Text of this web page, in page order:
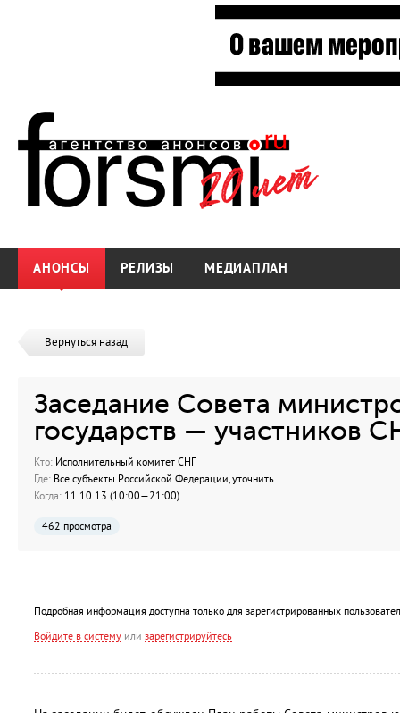
АНОНСЫ РЕЛИЗЫ МЕДИАПЛАН
Вернуться назад
Заседание Совета
государств — участников
Кто: Исполнительный комитет СНГ
Где: Все субъекты Российской Федерации, уточнить
Когда: 11.10.13 (10:00—21:00)
462 просмотра
Подробная информация доступна только для зарегистрированных
Войдите в систему или зарегистрируйтесь